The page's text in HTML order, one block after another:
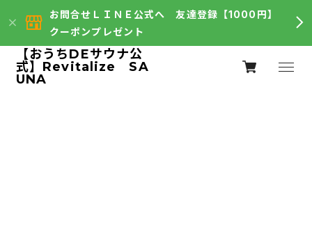
お問合せＬＩＮＥ公式へ 友達登録【1000円】
クーポンプレゼント
【おうちDEサウナ公
式】Revitalize SA
UNA